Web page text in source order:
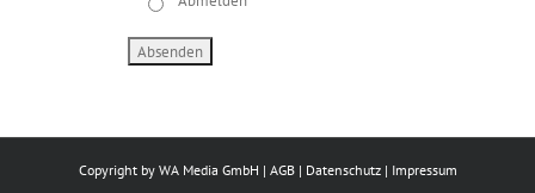
Copyright by WA Media GmbH | AGB| Datenschutz| Impressum